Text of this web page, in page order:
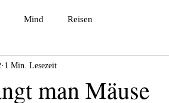
Mind Reisen
man Mäuse
1 Min. Lesezeit